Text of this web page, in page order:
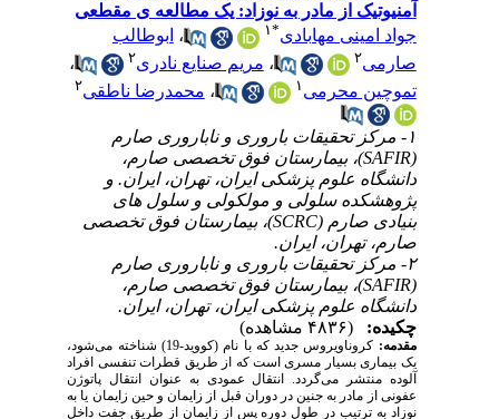
آمنیوتیک از مادر به نوزاد: یک مطالعه ی مقطعی
جواد امینی مهابادی* ۱ ،ابوطالب
صارمی
،مریم صنایع نادری
،
تموچین محرمی
،محمدرضا ناطقی
۱- مرکز تحقیقات باروری و ناباروری صارم
(SAFIR)، بیمارستان فوق تخصصی صارم،
دانشگاه علوم پزشکی ایران، تهران، ایران. و
پژوهشکده سلولی و مولکولی و سلول های
بنیادی صارم (SCRC)، بیمارستان فوق تخصصی
صارم، تهران، ایران.
۲- مرکز تحقیقات باروری و ناباروری صارم
(SAFIR)، بیمارستان فوق تخصصی صارم،
دانشگاه علوم پزشکی ایران، تهران، ایران.
چکیده:
مقدمه:کروناویروس جدید که با نام (کووید-19)
شناخته می‌شود،
یک بیماری بسیار مسری است که از طریق قطرات تنفسی افراد
آلوده منتشر می‌گردد. انتقال عمودی به عنوان انتقال پاتوژن
عفونی از مادر به جنین در دوران قبل از زایمان و حین زایمان یا به
نوزاد به ترتیب در طول دوره پس از زایمان از طریق جفت داخل